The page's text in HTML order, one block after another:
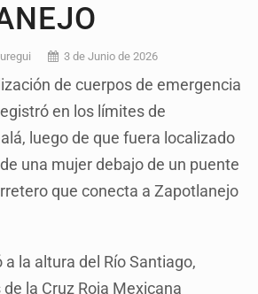
3 de Junio de 2026
de cuerpos de emergencia
en los límites de
luego de que fuera localizado
una mujer debajo de un puente
que conecta a Zapotlanejo
a la altura del Río Santiago,
la Cruz Roja Mexicana